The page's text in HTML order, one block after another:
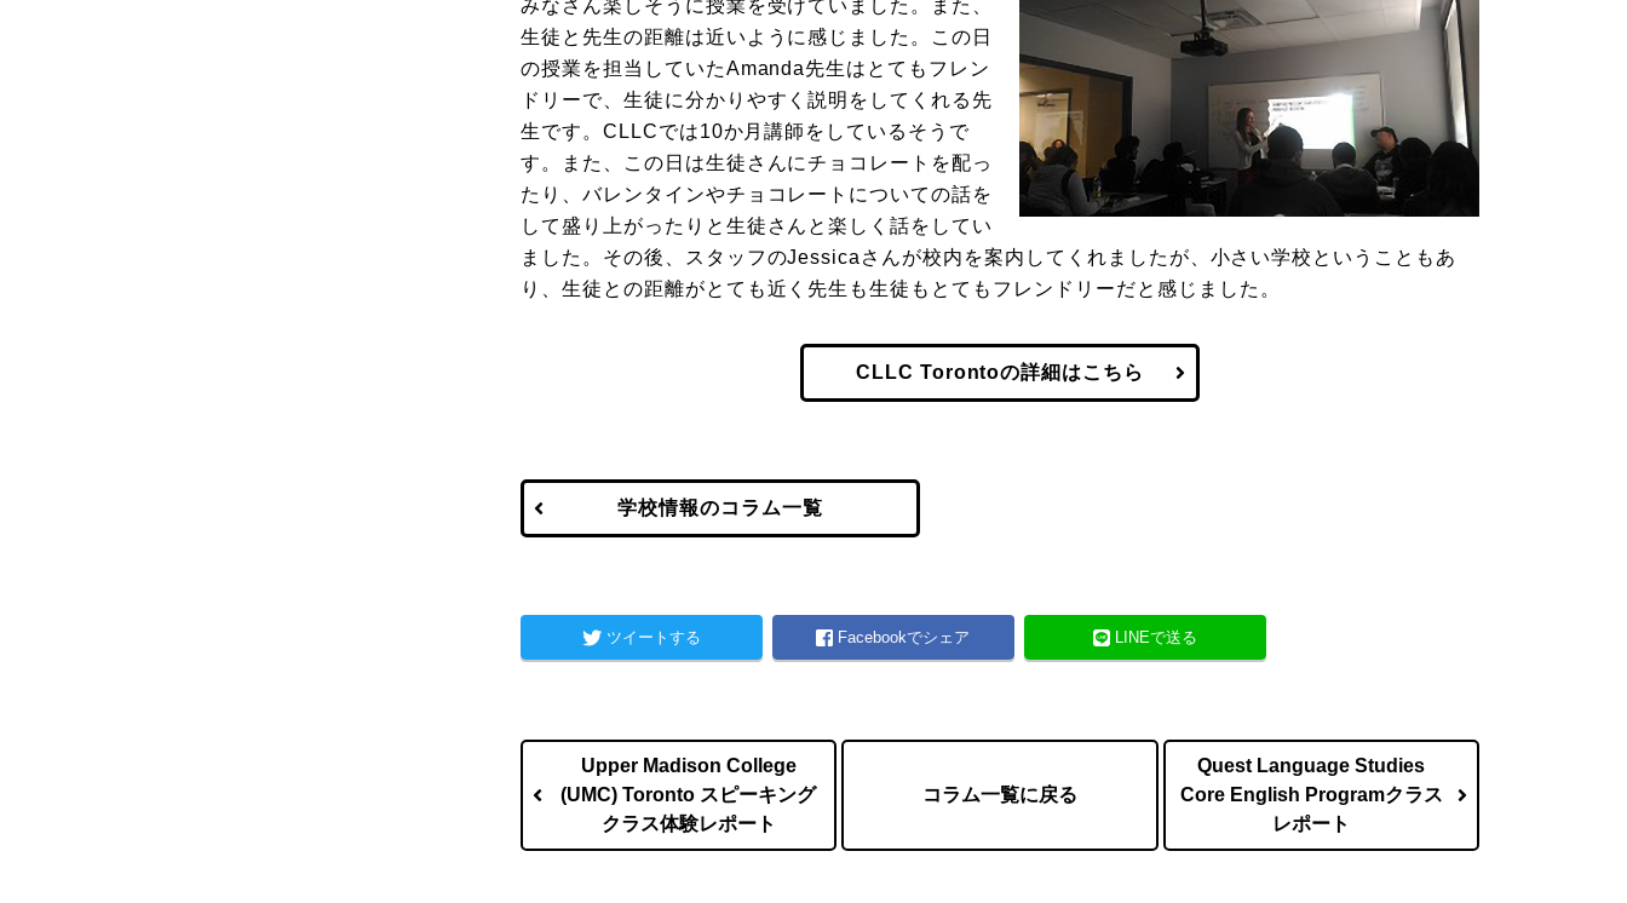
みなさん楽しそうに授業を受けていました。また、
生徒と先生の距離は近いように感じました。この日
の授業を担当していたAmanda先生はとてもフレン
ドリーで、生徒に分かりやすく説明をしてくれる先
生です。CLLCでは10か月講師をしているそうで
す。また、この日は生徒さんにチョコレートを配っ
たり、バレンタインやチョコレートについての話を
して盛り上がったりと生徒さんと楽しく話をしてい
ました。その後、スタッフのJessicaさんが校内を案内してくれましたが、小さい学校ということもあ
り、生徒との距離がとても近く先生も生徒もとてもフレンドリーだと感じました。
CLLC Torontoの詳細はこちら
学校情報のコラム一覧
ツイートする Facebookでシェア LINEで送る
Upper Madison College
(UMC) Toronto スピーキング
クラス体験レポート
コラム一覧に戻る
Quest Language Studies
Core English Programクラス
レポート